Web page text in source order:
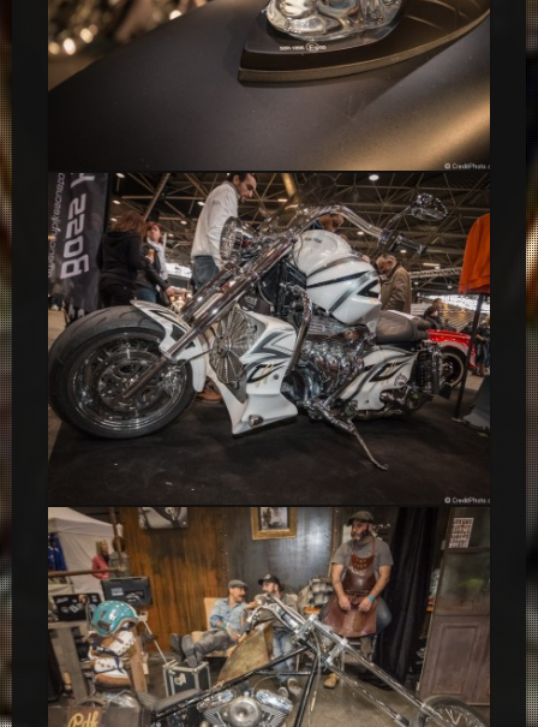
Indian
Boss Hoss Chopper V8 – Salon 2 Roues 2015